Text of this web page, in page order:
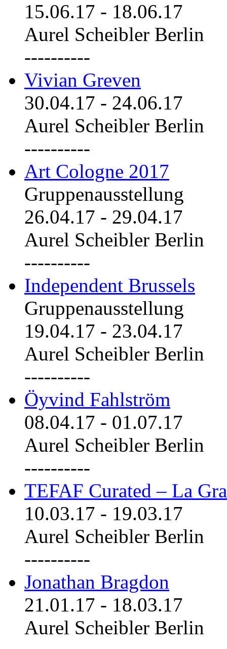
15.06.17 - 18.06.17
Aurel Scheibler Berlin
----------
Vivian Greven
30.04.17 - 24.06.17
Aurel Scheibler Berlin
----------
Art Cologne 2017
Gruppenausstellung
26.04.17 - 29.04.17
Aurel Scheibler Berlin
----------
Independent Brussels
Gruppenausstellung
19.04.17 - 23.04.17
Aurel Scheibler Berlin
----------
Öyvind Fahlström
08.04.17 - 01.07.17
Aurel Scheibler Berlin
----------
TEFAF Curated – La
10.03.17 - 19.03.17
Aurel Scheibler Berlin
----------
Jonathan Bragdon
21.01.17 - 18.03.17
Aurel Scheibler Berlin